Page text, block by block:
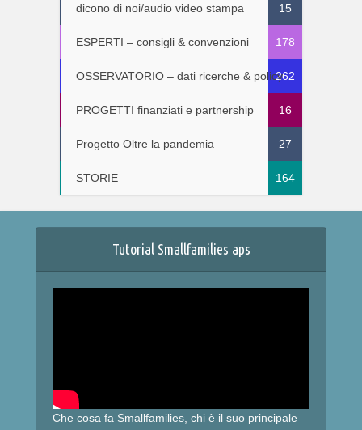
dicono di noi/audio video stampa 15
ESPERTI – consigli & convenzioni 178
OSSERVATORIO – dati ricerche & policy262
PROGETTI finanziati e partnership 16
Progetto Oltre la pandemia 27
STORIE 164
Tutorial Smallfamilies aps
Che cosa fa Smallfamilies, chi è il suo principale